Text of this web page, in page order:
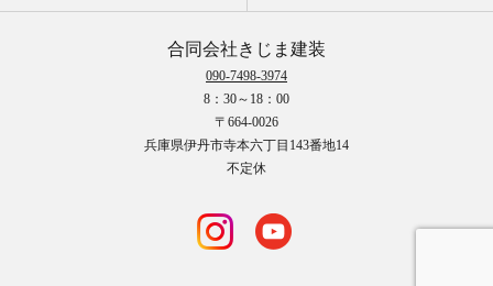
合同会社きじま建装
090-7498-3974
8：30～18：00
〒664-0026
兵庫県伊丹市寺本六丁目143番地14
不定休